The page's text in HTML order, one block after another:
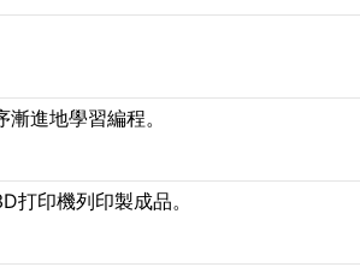
進地學習編程。
印機列印製成品。